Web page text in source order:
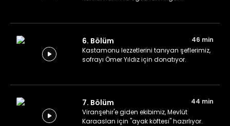
6. Bölüm
46 min
Kastamonu lezzetlerini tanıyan şeflerimiz,
sofrayı Ömer Yıldız için donatıyor.
7. Bölüm
44 min
Viranşehir'e giden ekibimiz, Mevlüt
Karaaslan için "ayak köftesi" hazırlıyor.